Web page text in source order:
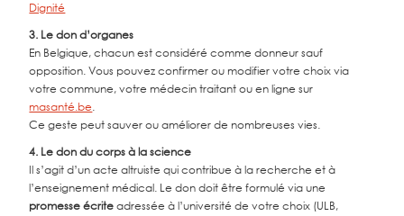
Dignité
3. Le don d’organes
En Belgique, chacun est considéré comme donneur sauf
opposition. Vous pouvez confirmer ou modifier votre choix via
votre commune, votre médecin traitant ou en ligne sur
masanté.be.
Ce geste peut sauver ou améliorer de nombreuses vies.
4. Le don du corps à la science
Il s’agit d’un acte altruiste qui contribue à la recherche et à
l’enseignement médical. Le don doit être formulé via une
promesse écrite adressée à l’université de votre choix (ULB,